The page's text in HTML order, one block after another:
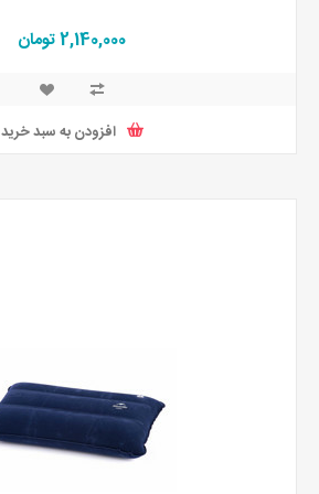
2,140,000 تومان
افزودن به سبد خرید